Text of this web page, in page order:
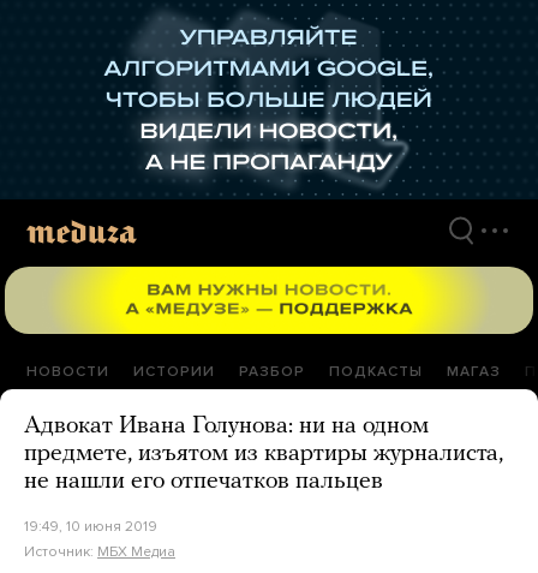
НОВОСТИ ИСТОРИИ РАЗБОР ПОДКАСТЫ МАГАЗ
Адвокат Ивана Голунова: ни на одном
предмете, изъятом из квартиры журналиста,
не нашли его отпечатков пальцев
19:49, 10 июня 2019
Источник: МБХ Медиа